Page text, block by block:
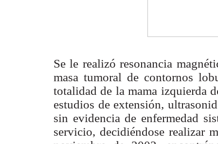
Se le realizó resonancia
masa tumoral de contornos
totalidad de la mama izquierda
estudios de extensión,
sin evidencia de enfermedad
servicio, decidiéndose realizar